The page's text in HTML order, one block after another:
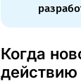
Когда
действию